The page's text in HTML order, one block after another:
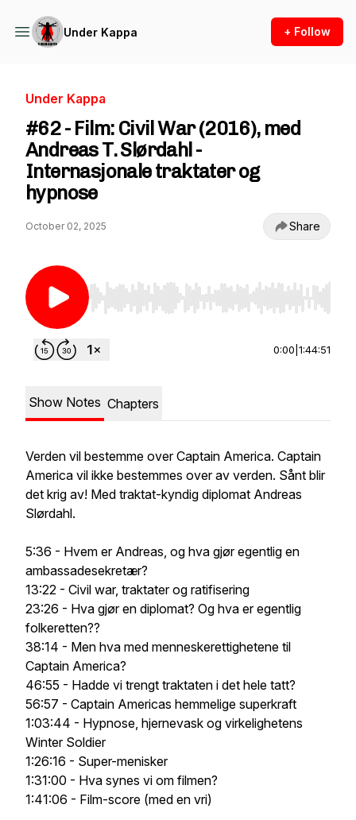
Under Kappa + Follow
Under Kappa
#62 - Film: Civil War (2016), med
Andreas T. Slørdahl -
Internasjonale traktater og
hypnose
October 02, 2025 Share
Use Left/Right to seek, Home/End to jump to
0:00 1:44:51
Show Notes Chapters
Verden vil bestemme over Captain America. Captain
America vil ikke bestemmes over av verden. Sånt blir
det krig av! Med traktat-kyndig diplomat Andreas
Slørdahl.
5:36 - Hvem er Andreas, og hva gjør egentlig en
ambassadesekretær?
13:22 - Civil war, traktater og ratifisering
23:26 - Hva gjør en diplomat? Og hva er egentlig
folkeretten??
38:14 - Men hva med menneskerettighetene til
Captain America?
46:55 - Hadde vi trengt traktaten i det hele tatt?
56:57 - Captain Americas hemmelige superkraft
1:03:44 - Hypnose, hjernevask og virkelighetens
Winter Soldier
1:26:16 - Super-menisker
1:31:00 - Hva synes vi om filmen?
1:41:06 - Film-score (med en vri)